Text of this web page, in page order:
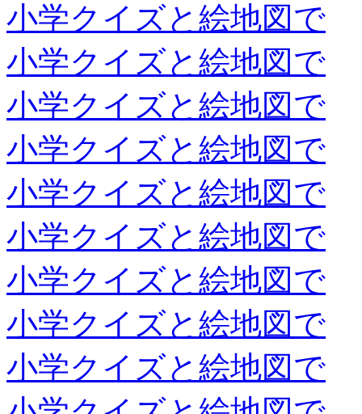
小学クイズと絵地図で
小学クイズと絵地図で
小学クイズと絵地図で
小学クイズと絵地図で
小学クイズと絵地図で
小学クイズと絵地図で
小学クイズと絵地図で
小学クイズと絵地図で
小学クイズと絵地図で